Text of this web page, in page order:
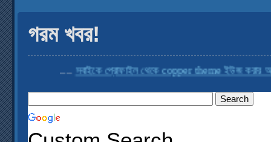
গরম খবর!
সবাইকে প্রোফাইল থেকে copper theme ইউজ করার